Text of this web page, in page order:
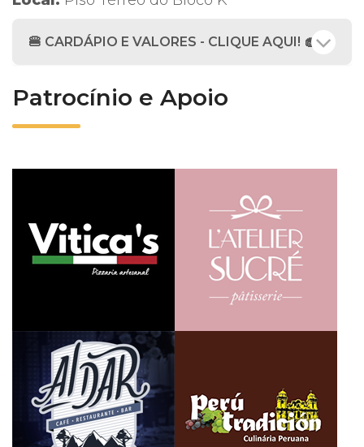
🍔 CARDÁPIO E VALORES - CLIQUE AQUI! 🧁
Patrocínio e Apoio